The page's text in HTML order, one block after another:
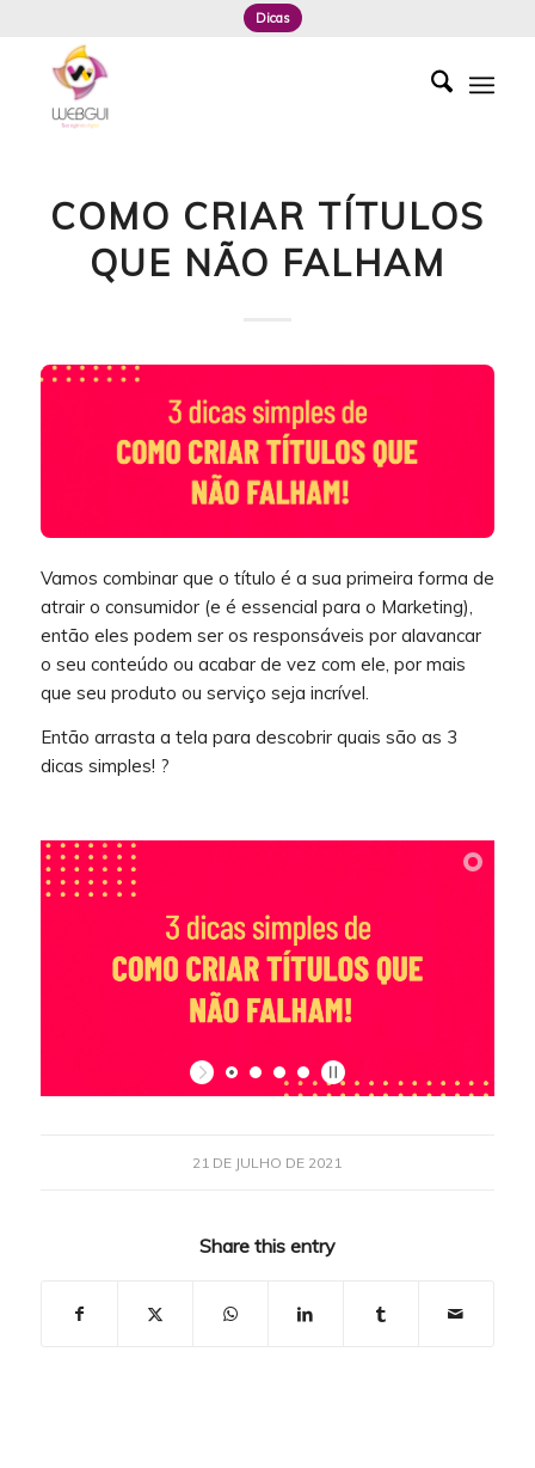
Dicas
COMO CRIAR TÍTULOS
QUE NÃO FALHAM
Vamos combinar que o título é a sua primeira forma de
atrair o consumidor (e é essencial para o Marketing),
então eles podem ser os responsáveis por alavancar
o seu conteúdo ou acabar de vez com ele, por mais
que seu produto ou serviço seja incrível.
Então arrasta a tela para descobrir quais são as 3
dicas simples! ?
21 DE JULHO DE 2021
Share this entry